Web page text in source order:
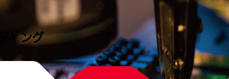
DASH # リボン幅 [ミクロン] から リボン幅 [ミクロン] まで
260
ホルダー177405が必要です。
線径 [ミル] 線径 [ミル]
ィング